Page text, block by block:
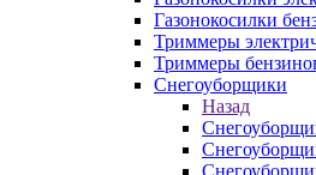
Газонокосилки
Триммеры
Триммеры
Снегоуборщики
Назад